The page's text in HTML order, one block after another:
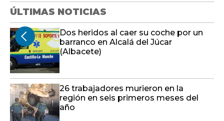
ÚLTIMAS NOTICIAS
Dos heridos al caer su coche por un
barranco en Alcalá del Júcar
(Albacete)
26 trabajadores murieron en la
región en seis primeros meses del
año